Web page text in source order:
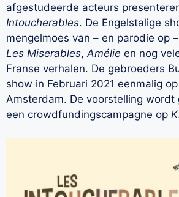
afgestudeerde acteurs
Intoucherables. De Engelstalige
mengelmoes van – en parodie op –
Les Miserables, Amélie en nog
Franse verhalen. De gebroeders
show in Februari 2021 eenmalig
Amsterdam. De voorstelling
een crowdfundingscampagne op